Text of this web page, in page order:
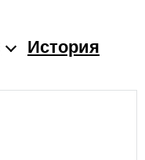
История